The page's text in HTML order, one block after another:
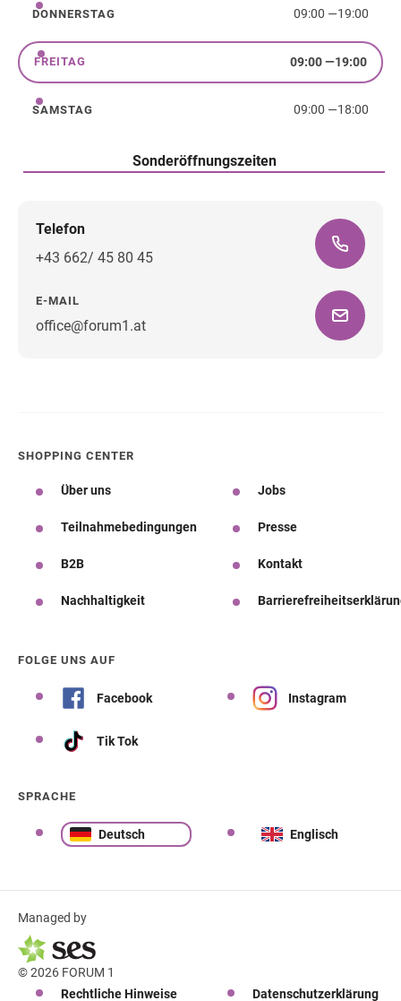
Donnerstag
DONNERSTAG 09:00 —19:00
Freitag
FREITAG 09:00—19:00
Samstag
SAMSTAG 09:00 —18:00
Sonderöffnungszeiten
Telefon
+43 662/ 45 80 45
E-MAIL
office@forum1.at
SHOPPING CENTER
Über uns Jobs
Teilnahmebedingungen Presse
B2B Kontakt
Nachhaltigkeit
FOLGE UNS AUF
Facebook Instagram
Tik Tok
SPRACHE
Deutsch Englisch
Managed by
© 2026 FORUM 1
Rechtliche Hinweise
Datenschutzerklärung